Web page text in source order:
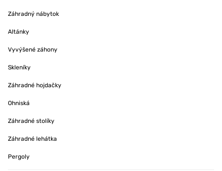
Záhradný nábytok
Altánky
Vyvýšené záhony
Skleníky
Záhradné hojdačky
Ohniská
Záhradné stolíky
Záhradné lehátka
Pergoly